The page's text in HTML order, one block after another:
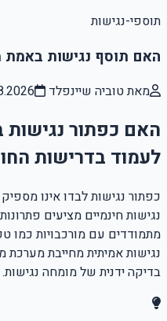
תוספי-נגישות
האם תוסף נגישות
מאת טוביה שיינפלד
האם כפתור
לעמוד בדרישות
כפתור נגישות לבדו אינו
נגישות חינמיים מציעים
מתמודדים עם מורכבויות כמו
נגישות אמיתית מחייבת
בדיקה ידנית של מומחה נגישות.